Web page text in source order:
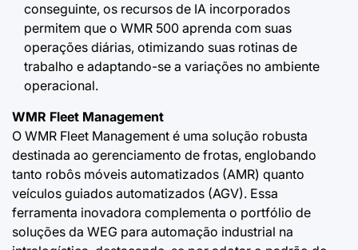
conseguinte, os recursos de IA incorporados
permitem que o WMR 500 aprenda com suas
operações diárias, otimizando suas rotinas de
trabalho e adaptando-se a variações no ambiente
operacional.
WMR Fleet Management
O WMR Fleet Management é uma solução robusta
destinada ao gerenciamento de frotas, englobando
tanto robôs móveis automatizados (AMR) quanto
veículos guiados automatizados (AGV). Essa
ferramenta inovadora complementa o portfólio de
soluções da WEG para automação industrial na